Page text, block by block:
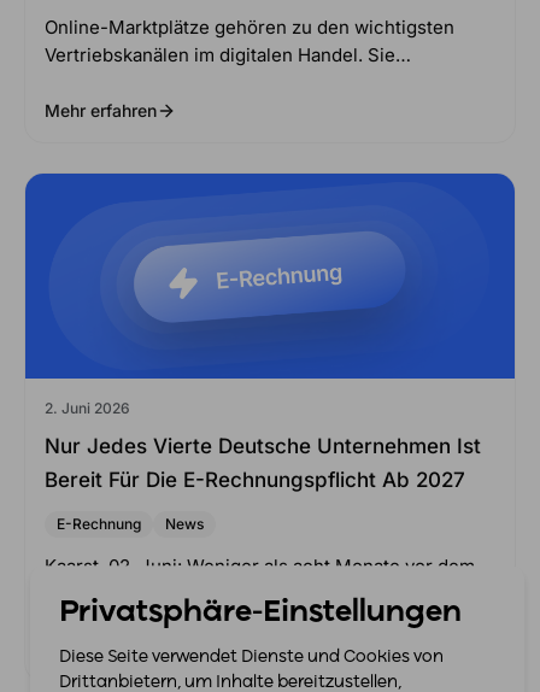
Online-Marktplätze gehören zu den wichtigsten
Vertriebskanälen im digitalen Handel. Sie…
Mehr erfahren
2. Juni 2026
Nur Jedes Vierte Deutsche Unternehmen Ist
Bereit Für Die E-Rechnungspflicht Ab 2027
E-Rechnung News
Kaarst, 02. Juni: Weniger als acht Monate vor dem
nächsten…
Mehr erfahren
Privatsphäre-Einstellungen
Diese Seite verwendet Dienste und Cookies von
Drittanbietern, um Inhalte bereitzustellen,